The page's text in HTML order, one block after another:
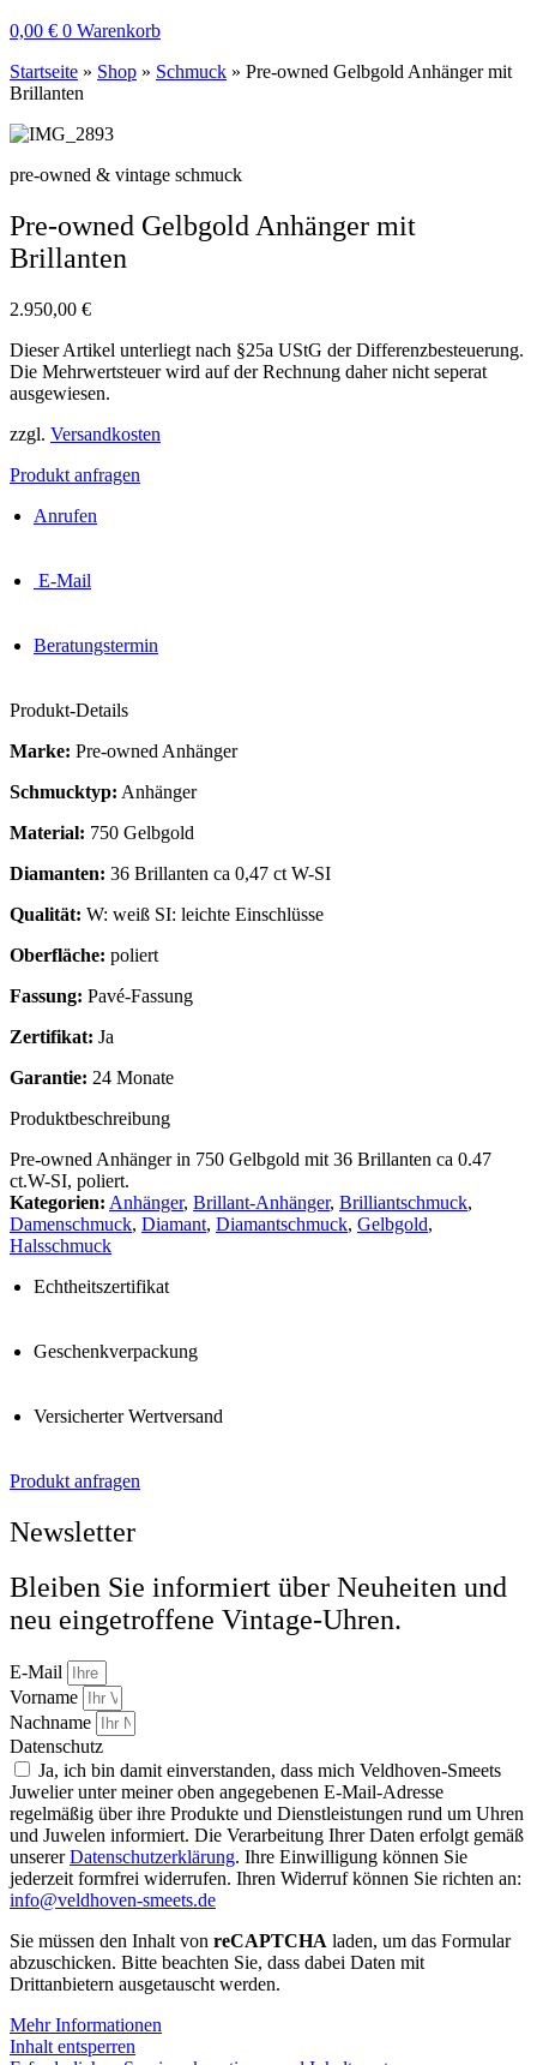
0,00 € 0 Warenkorb
Startseite » Shop » Schmuck » Pre-owned Gelbgold Anhänger mit
Brillanten
pre-owned & vintage schmuck
Pre-owned Gelbgold Anhänger mit
Brillanten
2.950,00 €
Dieser Artikel unterliegt nach §25a UStG der Differenzbesteuerung.
Die Mehrwertsteuer wird auf der Rechnung daher nicht seperat
ausgewiesen.
zzgl. Versandkosten
Produkt anfragen
Anrufen
E-Mail
Beratungstermin
Produkt-Details
Marke: Pre-owned Anhänger
Schmucktyp: Anhänger
Material: 750 Gelbgold
Diamanten: 36 Brillanten ca 0,47 ct W-SI
Qualität: W: weiß SI: leichte Einschlüsse
Oberfläche: poliert
Fassung: Pavé-Fassung
Zertifikat: Ja
Garantie: 24 Monate
Produktbeschreibung
Pre-owned Anhänger in 750 Gelbgold mit 36 Brillanten ca 0.47
ct.W-SI, poliert.
Kategorien: Anhänger, Brillant-Anhänger, Brilliantschmuck,
Damenschmuck, Diamant, Diamantschmuck, Gelbgold,
Halsschmuck
Echtheitszertifikat
Geschenkverpackung
Versicherter Wertversand
Produkt anfragen
Newsletter
Bleiben Sie informiert über Neuheiten und
neu eingetroffene Vintage-Uhren.
E-Mail
Vorname
Nachname
Datenschutz
Ja, ich bin damit einverstanden, dass mich Veldhoven-Smeets
Juwelier unter meiner oben angegebenen E-Mail-Adresse
regelmäßig über ihre Produkte und Dienstleistungen rund um Uhren
und Juwelen informiert. Die Verarbeitung Ihrer Daten erfolgt gemäß
unsererDatenschutzerklärung. Ihre Einwilligung können Sie
jederzeit formfrei widerrufen. Ihren Widerruf können Sie richten an:
info@veldhoven-smeets.de
Sie müssen den Inhalt von reCAPTCHA laden, um das Formular
abzuschicken. Bitte beachten Sie, dass dabei Daten mit
Drittanbietern ausgetauscht werden.
Mehr Informationen
Inhalt entsperren